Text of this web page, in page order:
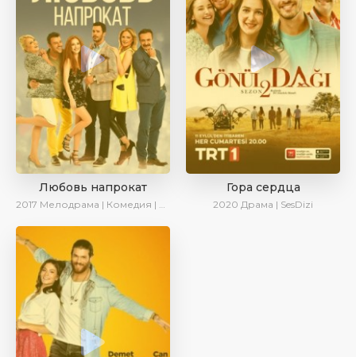
Любовь напрокат
2017 Мелодрама | Комедия | Ирина Котова
Гора сердца
2020 Драма | SesDizi